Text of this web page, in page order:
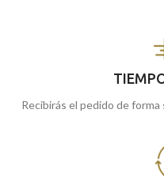
Recibirás el pedido de